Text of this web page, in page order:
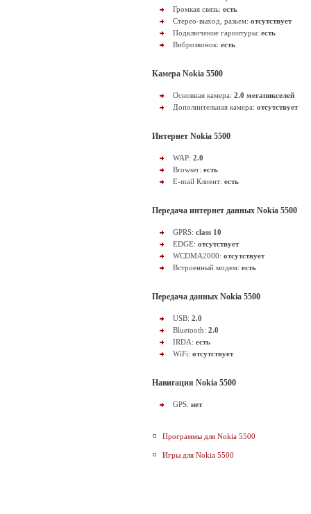
Громкая связь: есть
Стерео-выход, разьем: отсутствует
Подключение гарнитуры: есть
Виброзвонок: есть
Камера Nokia 5500
Основная камера: 2.0 мегапикселей
Дополнительная камера: отсутствует
Интернет Nokia 5500
WAP: 2.0
Browser: есть
E-mail Клиент: есть
Передача интернет данных Nokia 5500
GPRS: class 10
EDGE: отсутствует
WCDMA2000: отсутствует
Встроенный модем: есть
Передача данных Nokia 5500
USB: 2.0
Bluetooth: 2.0
IRDA: есть
WiFi: отсутствует
Навигация Nokia 5500
GPS: нет
Программы для Nokia 5500
Игры для Nokia 5500